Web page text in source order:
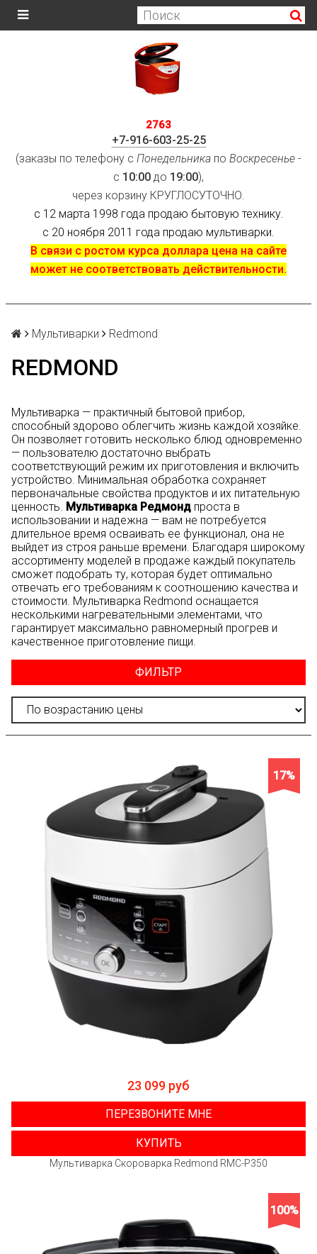
2763
+7-916-603-25-25
(заказы по телефону с Понедельника по Воскресенье -
с 10:00 до 19:00),
через корзину КРУГЛОСУТОЧНО.
с 12 марта 1998 года продаю бытовую технику.
с 20 ноября 2011 года продаю мультиварки.
В связи с ростом курса доллара цена на сайте
может не соответствовать действительности.
Мультиварки Redmond
REDMOND
Мультиварка — практичный бытовой прибор,
способный здорово облегчить жизнь каждой хозяйке.
Он позволяет готовить несколько блюд одновременно
— пользователю достаточно выбрать
соответствующий режим их приготовления и включить
устройство. Минимальная обработка сохраняет
первоначальные свойства продуктов и их питательную
ценность. Мультиварка Редмонд проста в
использовании и надежна — вам не потребуется
длительное время осваивать ее функционал, она не
выйдет из строя раньше времени. Благодаря широкому
ассортименту моделей в продаже каждый покупатель
сможет подобрать ту, которая будет оптимально
отвечать его требованиям к соотношению качества и
стоимости. Мультиварка Redmond оснащается
несколькими нагревательными элементами, что
гарантирует максимально равномерный прогрев и
качественное приготовление пищи.
ФИЛЬТР
17%
23 099 руб
ПЕРЕЗВОНИТЕ МНЕ
КУПИТЬ
Мультиварка Скороварка Redmond RMC-P350
100%